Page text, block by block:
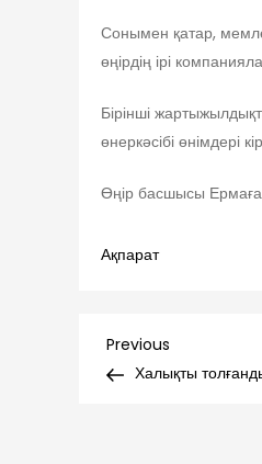
Сонымен қатар,
өңірдің ірі
Бірінші
өнеркәсібі өнімдері
Өңір басшысы
Ақпарат
Previous
Post
Previous
Халықты